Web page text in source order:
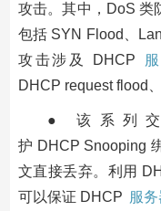
攻击。其中，DoS 类
包括 SYN Flood、
攻击涉及 DHCP
DHCP request flood
● 该系列
护 DHCP Snooping
文直接丢弃。利用
可以保证 DHCP 服务